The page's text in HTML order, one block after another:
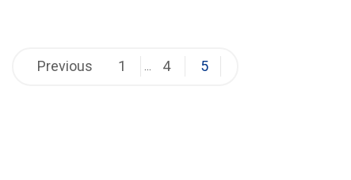
Posts
Previous 1 … 4 5